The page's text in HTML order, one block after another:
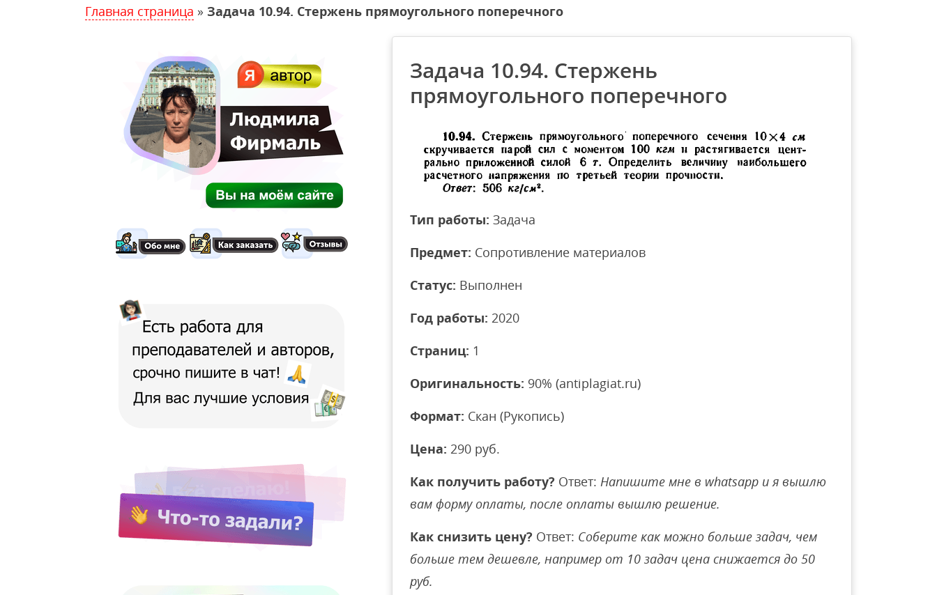
Главная страница » Задача 10.94. Стержень прямоугольного поперечного
Задача 10.94. Стержень
прямоугольного поперечного
Тип работы: Задача
Предмет: Сопротивление материалов
Статус: Выполнен
Год работы: 2020
Страниц: 1
Оригинальность: 90% (antiplagiat.ru)
Формат: Скан (Рукопись)
Цена: 290 руб.
Как получить работу? Ответ: Напишите мне в whatsapp и я вышлю
вам форму оплаты, после оплаты вышлю решение.
Как снизить цену? Ответ: Соберите как можно больше задач, чем
больше тем дешевле, например от 10 задач цена снижается до 50
руб.